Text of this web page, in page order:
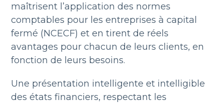
maîtrisent l’application des normes
comptables pour les entreprises à capital
fermé (NCECF) et en tirent de réels
avantages pour chacun de leurs clients, en
fonction de leurs besoins.
Une présentation intelligente et intelligible
des états financiers, respectant les